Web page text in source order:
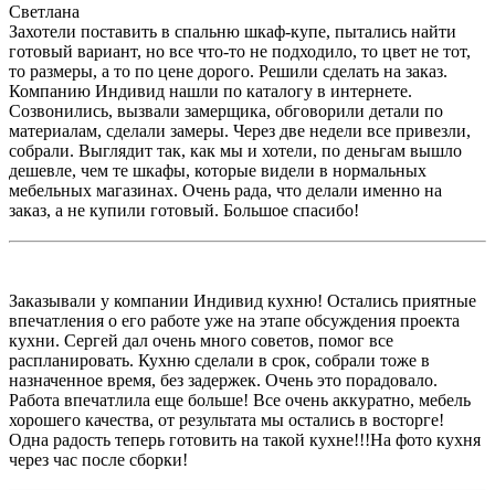
Светлана
Захотели поставить в спальню шкаф-купе, пытались найти
готовый вариант, но все что-то не подходило, то цвет не тот,
то размеры, а то по цене дорого. Решили сделать на заказ.
Компанию Индивид нашли по каталогу в интернете.
Созвонились, вызвали замерщика, обговорили детали по
материалам, сделали замеры. Через две недели все привезли,
собрали. Выглядит так, как мы и хотели, по деньгам вышло
дешевле, чем те шкафы, которые видели в нормальных
мебельных магазинах. Очень рада, что делали именно на
заказ, а не купили готовый. Большое спасибо!
Заказывали у компании Индивид кухню! Остались приятные
впечатления о его работе уже на этапе обсуждения проекта
кухни. Сергей дал очень много советов, помог все
распланировать. Кухню сделали в срок, собрали тоже в
назначенное время, без задержек. Очень это порадовало.
Работа впечатлила еще больше! Все очень аккуратно, мебель
хорошего качества, от результата мы остались в восторге!
Одна радость теперь готовить на такой кухне!!!На фото кухня
через час после сборки!